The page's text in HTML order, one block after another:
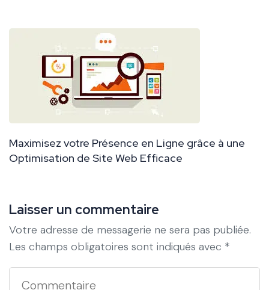
Maximisez votre Présence en Ligne grâce à une
Optimisation de Site Web Efficace
Laisser un commentaire
Votre adresse de messagerie ne sera pas publiée.
Les champs obligatoires sont indiqués avec *